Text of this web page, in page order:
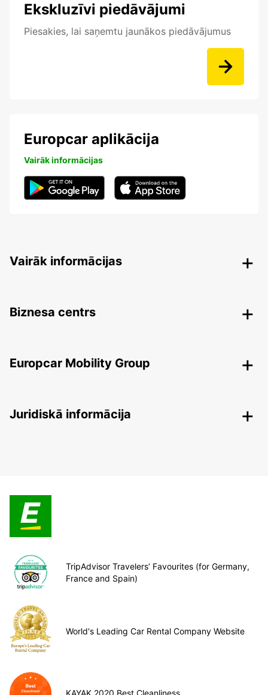
Ekskluzīvi piedāvājumi
Piesakies, lai saņemtu jaunākos piedāvājumus
Europcar aplikācija
Vairāk informācijas
Vairāk informācijas
Biznesa centrs
Europcar Mobility Group
Juridiskā informācija
TripAdvisor Travelers’ Favourites (for Germany,
France and Spain)
World's Leading Car Rental Company Website